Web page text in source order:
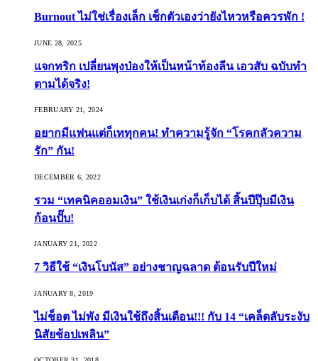
Burnout ไม่ใช่เรื่องเล็ก เช็กตัวเองว่ายังไหวหรือควรพัก !
JUNE 28, 2025
แจกทริก เปลี่ยนพุงป่องให้เป็นหน้าท้องลีน เอวสับ ฉบับทำ
ตามได้จริง!
FEBRUARY 21, 2024
อยากมีแฟนแต่ก็เททุกคน! ทำความรู้จัก “โรคกลัวความ
รัก” กัน!
DECEMBER 6, 2022
รวม “เทคนิคออมเงิน” ใช้เงินเก่งก็เก็บได้ สิ้นปีปุ๊บมีเงิน
ก้อนปั๊บ!
JANUARY 21, 2022
7 วิธีใช้ “เงินโบนัส” อย่างชาญฉลาด ต้อนรับปีใหม่
JANUARY 8, 2019
ไม่ช็อต ไม่พัง มีเงินใช้ถึงสิ้นเดือน!!! กับ 14 “เคล็ดลับระงับ
นิสัยช้อปเพลิน”